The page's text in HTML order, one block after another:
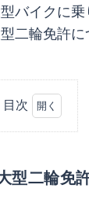
バイクに
二輪免許に
目次
大
二
輪
型二輪免